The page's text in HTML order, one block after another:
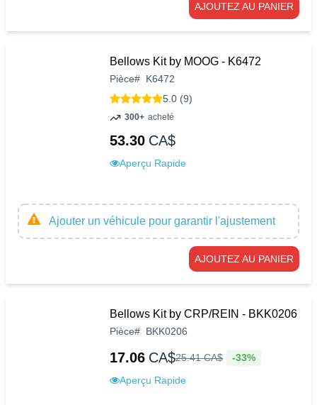
AJOUTEZ AU PANIER
Bellows Kit by MOOG - K6472
Pièce# K6472
5.0 (9)
300+ acheté
53.30 CA$
Aperçu Rapide
Ajouter un véhicule pour garantir l'ajustement
AJOUTEZ AU PANIER
Bellows Kit by CRP/REIN - BKK0206
Pièce# BKK0206
17.06 CA$25.41CA$ -33%
Aperçu Rapide